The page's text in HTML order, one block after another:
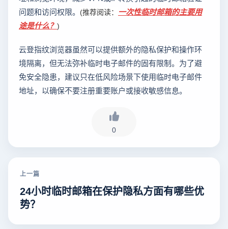
问题和访问权限。 (推荐阅读： 一次性临时邮箱的主要用
途是什么？ )
云登指纹浏览器虽然可以提供额外的隐私保护和操作环
境隔离，但无法弥补临时电子邮件的固有限制。为了避
免安全隐患，建议只在低风险场景下使用临时电子邮件
地址，以确保不要注册重要账户或接收敏感信息。
0
上一篇
24小时临时邮箱在保护隐私方面有哪些优
势？